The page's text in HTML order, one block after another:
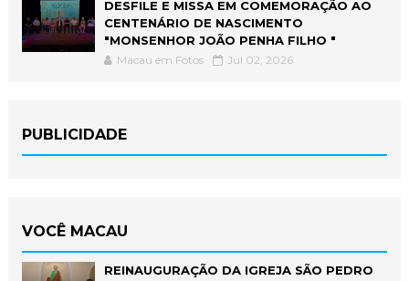
DESFILE E MISSA EM COMEMORAÇÃO AO
CENTENÁRIO DE NASCIMENTO
"MONSENHOR JOÃO PENHA FILHO "
Macau em Fotos Jul 02, 2026
PUBLICIDADE
VOCÊ MACAU
REINAUGURAÇÃO DA IGREJA SÃO PEDRO